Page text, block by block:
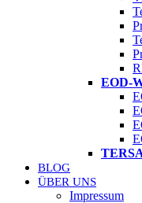
EOD-
BLOG
ÜBER UNS
Impressum